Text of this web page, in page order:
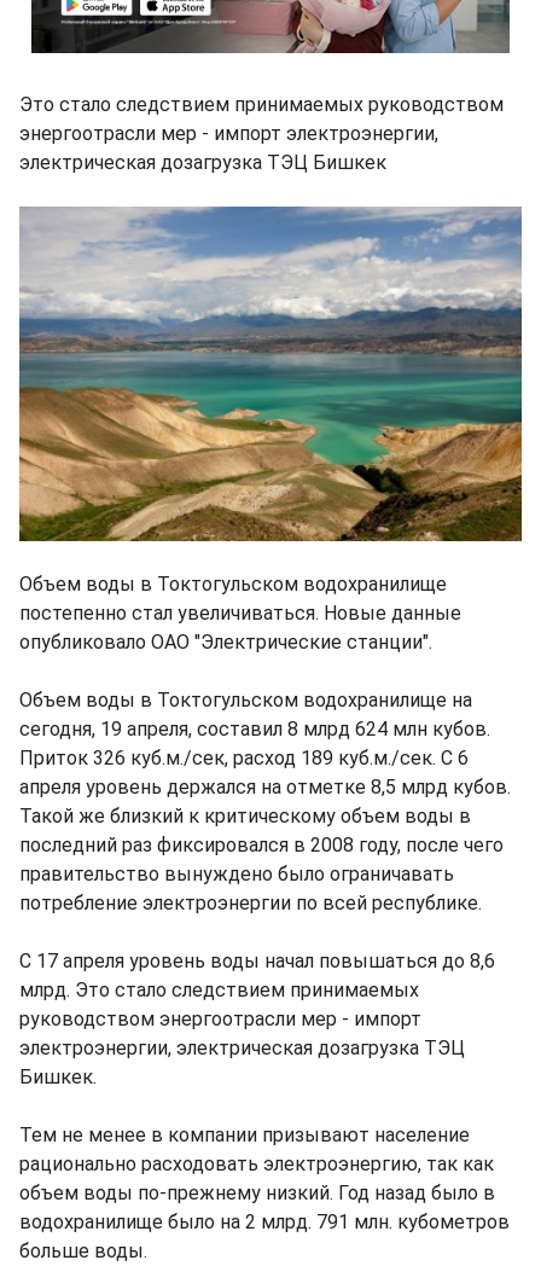
Это стало следствием принимаемых руководством
энергоотрасли мер - импорт электроэнергии,
электрическая дозагрузка ТЭЦ Бишкек
Объем воды в Токтогульском водохранилище
постепенно стал увеличиваться. Новые данные
опубликовало ОАО "Электрические станции".
Объем воды в Токтогульском водохранилище на
сегодня, 19 апреля, составил 8 млрд 624 млн кубов.
Приток 326 куб.м./сек, расход 189 куб.м./сек. С 6
апреля уровень держался на отметке 8,5 млрд кубов.
Такой же близкий к критическому объем воды в
последний раз фиксировался в 2008 году, после чего
правительство вынуждено было ограничавать
потребление электроэнергии по всей республике.
С 17 апреля уровень воды начал повышаться до 8,6
млрд. Это стало следствием принимаемых
руководством энергоотрасли мер - импорт
электроэнергии, электрическая дозагрузка ТЭЦ
Бишкек.
Тем не менее в компании призывают население
рационально расходовать электроэнергию, так как
объем воды по-прежнему низкий. Год назад было в
водохранилище было на 2 млрд. 791 млн. кубометров
больше воды.